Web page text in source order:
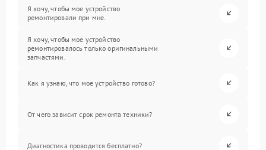
Я хочу, чтобы мое устройство
ремонтировали при мне.
Я хочу, чтобы мое устройство
ремонтировалось только оригинальными
запчастями.
Как я узнаю, что мое устройство готово?
От чего зависит срок ремонта техники?
Диагностика проводится бесплатно?